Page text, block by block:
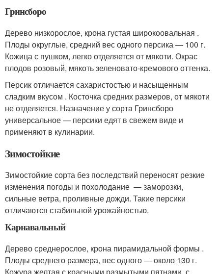
Гринсборо
Дерево низкорослое, крона густая широкоовальная .
Плоды округлые, средний вес одного персика — 100 г.
Кожица с пушком, легко отделяется от мякоти. Окрас
плодов розовый, мякоть зеленовато-кремового оттенка.
Персик отличается сахаристостью и насыщенным
сладким вкусом . Косточка средних размеров, от мякоти
не отделяется. Назначение у сорта Гринсборо
универсальное — персики едят в свежем виде и
применяют в кулинарии.
Зимостойкие
Зимостойкие сорта без последствий переносят резкие
изменения погоды и похолодание — заморозки,
сильные ветра, проливные дожди. Такие персики
отличаются стабильной урожайностью.
Карнавальный
Дерево среднерослое, крона пирамидальной формы .
Плоды среднего размера, вес одного — около 130 г.
Кожура желтая с красными размытыми пятнами, с